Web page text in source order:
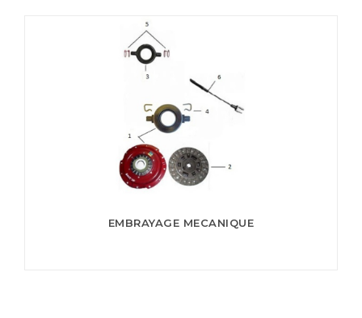
EMBRAYAGE MECANIQUE